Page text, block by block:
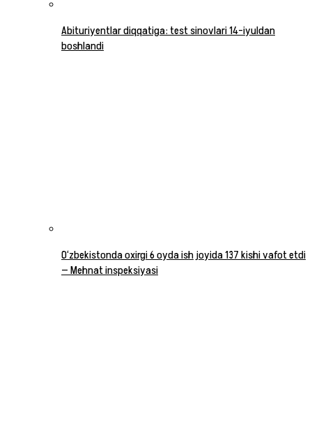
Abituriyentlar diqqatiga: test sinovlari 14-iyuldan
boshlandi
O‘zbekistonda oxirgi 6 oyda ish joyida 137 kishi vafot etdi
— Mehnat inspeksiyasi